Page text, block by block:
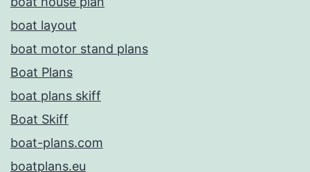
boat layout
boat motor stand plans
Boat Plans
boat plans skiff
Boat Skiff
boat-plans.com
boatplans.eu